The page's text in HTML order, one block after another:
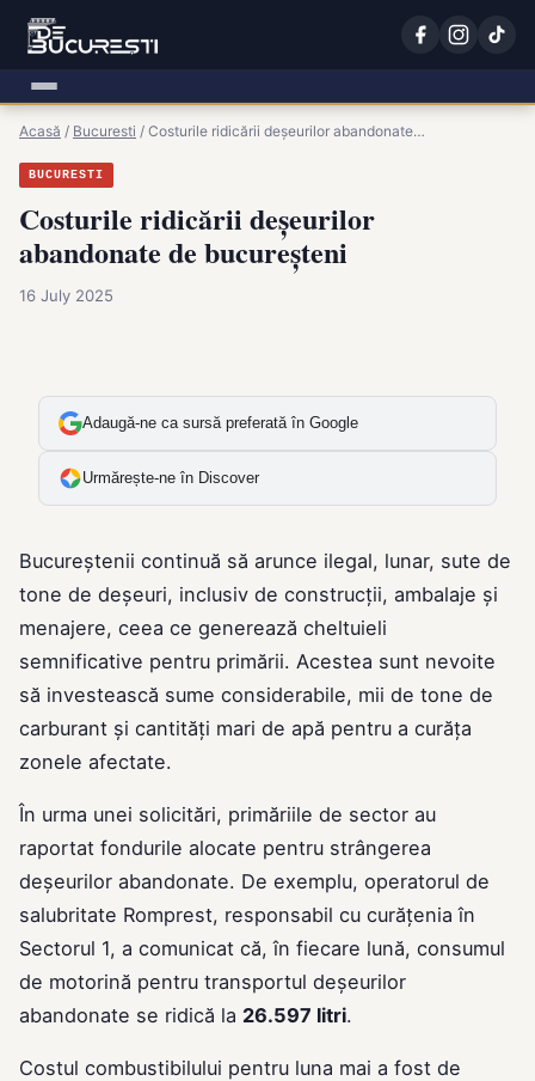
Acasă / Bucuresti / Costurile ridicării deșeurilor abandonate…
BUCURESTI
Costurile ridicării deșeurilor
abandonate de bucureșteni
16 July 2025
Adaugă-ne ca sursă preferată în Google
Urmărește-ne în Discover
Bucureștenii continuă să arunce ilegal, lunar, sute de
tone de deșeuri, inclusiv de construcții, ambalaje și
menajere, ceea ce generează cheltuieli
semnificative pentru primării. Acestea sunt nevoite
să investească sume considerabile, mii de tone de
carburant și cantități mari de apă pentru a curăța
zonele afectate.
În urma unei solicitări, primăriile de sector au
raportat fondurile alocate pentru strângerea
deșeurilor abandonate. De exemplu, operatorul de
salubritate Romprest, responsabil cu curățenia în
Sectorul 1, a comunicat că, în fiecare lună, consumul
de motorină pentru transportul deșeurilor
abandonate se ridică la 26.597 litri.
Costul combustibilului pentru luna mai a fost de